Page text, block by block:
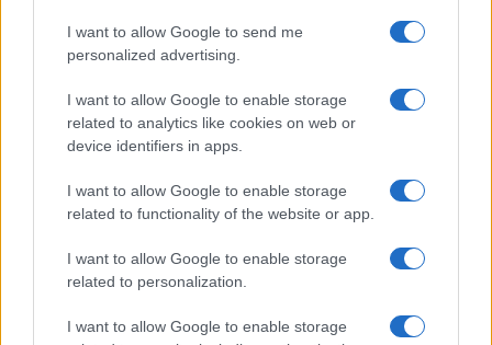
I want to allow Google to send me
personalized advertising.
I want to allow Google to enable storage
related to analytics like cookies on web or
device identifiers in apps.
I want to allow Google to enable storage
related to functionality of the website or app.
I want to allow Google to enable storage
related to personalization.
I want to allow Google to enable storage
A tüntetők gumiabroncs égetése miatt
keletkezett füstöt kilométerekkel a
helyszíntől is látni lehet.
A tömeg ellen bevetett könnygáz hatását
nagyrészt semlegesíti a part felől fújó szél.
Ellenben a határon átreptetett terror lufik
útját segíti, az övezethez közeli
mezőgazdasági területeken 9 tűz
keletkezett.